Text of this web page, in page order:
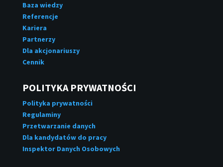
Baza wiedzy
Referencje
Kariera
Partnerzy
Dla akcjonariuszy
Cennik
POLITYKA PRYWATNOŚCI
Polityka prywatności
Regulaminy
Przetwarzanie danych
Dla kandydatów do pracy
Inspektor Danych Osobowych